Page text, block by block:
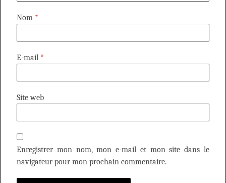
Nom *
E-mail *
Site web
Enregistrer mon nom, mon e-mail et mon site dans le
navigateur pour mon prochain commentaire.